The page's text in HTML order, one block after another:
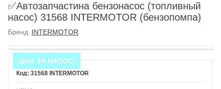
✅Автозапчастина бензонасос (топливный
насос) 31568 INTERMOTOR (бензопомпа)
Бренд INTERMOTOR
ЦІНА ЗА НАСОС!
31568 INTERMOTOR